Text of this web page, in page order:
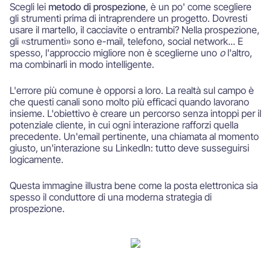
Scegli lei metodo di prospezione, è un po' come scegliere
gli strumenti prima di intraprendere un progetto. Dovresti
usare il martello, il cacciavite o entrambi? Nella prospezione,
gli «strumenti» sono e-mail, telefono, social network... E
spesso, l'approccio migliore non è sceglierne uno ol'altro,
ma combinarli in modo intelligente.
L'errore più comune è opporsi a loro. La realtà sul campo è
che questi canali sono molto più efficaci quando lavorano
insieme. L'obiettivo è creare un percorso senza intoppi per il
potenziale cliente, in cui ogni interazione rafforzi quella
precedente. Un'email pertinente, una chiamata al momento
giusto, un'interazione su LinkedIn: tutto deve susseguirsi
logicamente.
Questa immagine illustra bene come la posta elettronica sia
spesso il conduttore di una moderna strategia di
prospezione.